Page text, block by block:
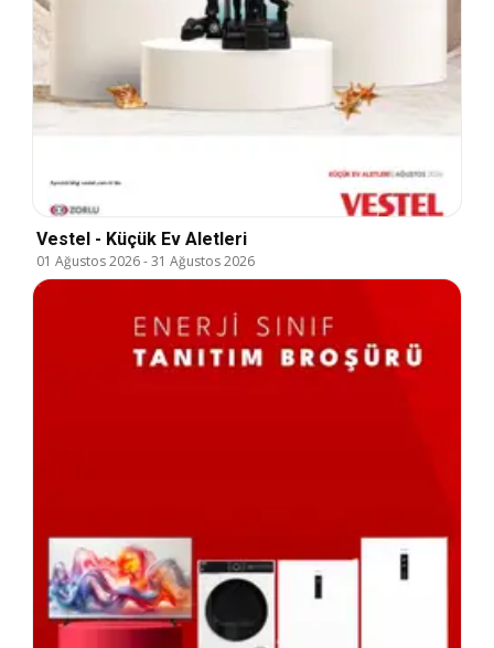
Vestel - Küçük Ev Aletleri
01 Ağustos 2026-31 Ağustos 2026